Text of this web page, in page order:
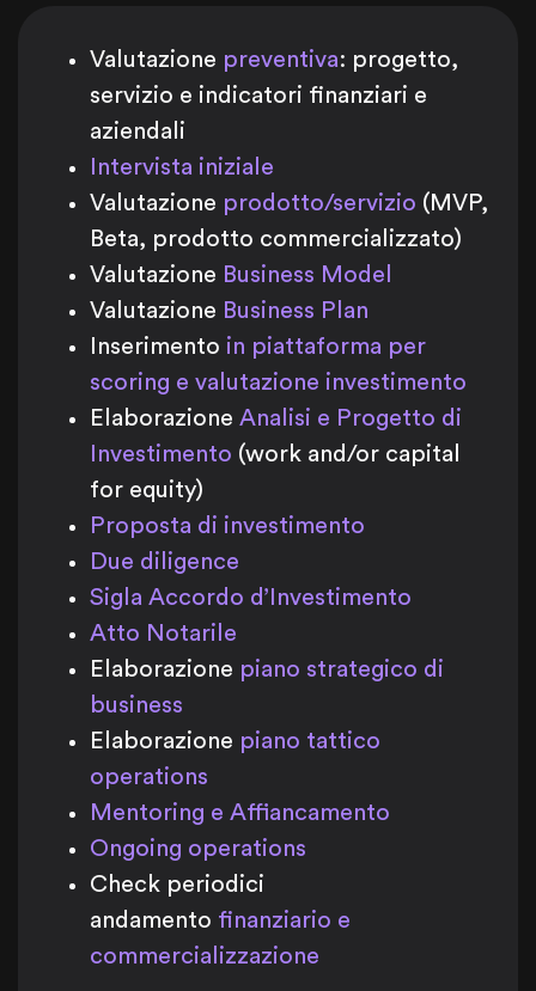
Valutazione preventiva: progetto,
servizio e indicatori finanziari e
aziendali
Intervista iniziale
Valutazione prodotto/servizio (MVP,
Beta, prodotto commercializzato)
Valutazione Business Model
Valutazione Business Plan
Inserimento in piattaforma per
scoring e valutazione investimento
Elaborazione Analisi e Progetto di
Investimento (work and/or capital
for equity)
Proposta di investimento
Due diligence
Sigla Accordo d’Investimento
Atto Notarile
Elaborazione piano strategico di
business
Elaborazione piano tattico
operations
Mentoring e Affiancamento
Ongoing operations
Check periodici
andamento finanziario e
commercializzazione